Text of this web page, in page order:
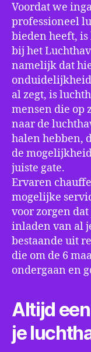
Voordat we
professioneel
bieden heeft, is
bij het
namelijk dat
onduidelijkheid
al zegt, is
mensen die op
naar de
halen hebben,
de
juiste gate.
Ervaren
mogelijke
voor zorgen
inladen van al
bestaande uit
die om de 6
ondergaan en
Altijd
je